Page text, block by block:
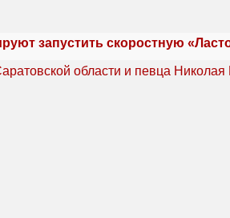
запустить скоростную